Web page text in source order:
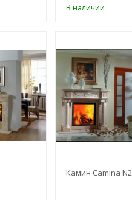
В наличии
Камин Camina N2